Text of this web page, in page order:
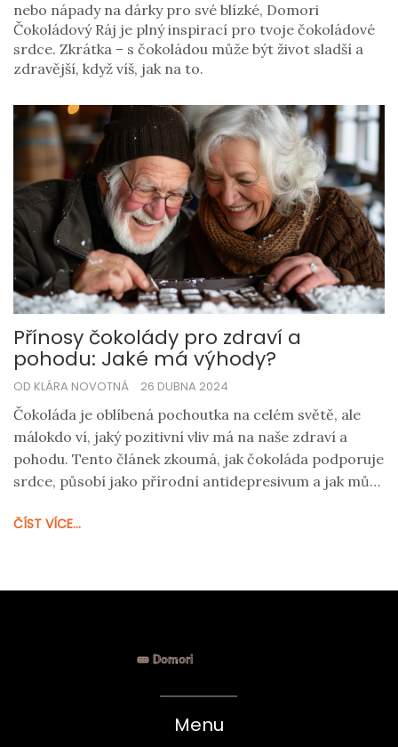
nebo nápady na dárky pro své blízké, Domori
Čokoládový Ráj je plný inspirací pro tvoje čokoládové
srdce. Zkrátka – s čokoládou může být život sladší a
zdravější, když víš, jak na to.
Přínosy čokolády pro zdraví a
pohodu: Jaké má výhody?
OD KLÁRA NOVOTNÁ 26 DUBNA 2024
Čokoláda je oblíbená pochoutka na celém světě, ale
málokdo ví, jaký pozitivní vliv má na naše zdraví a
pohodu. Tento článek zkoumá, jak čokoláda podporuje
srdce, působí jako přírodní antidepresivum a jak může
množství konzumace a o tom, které typy čokolády
ČÍST VÍCE...
Menu